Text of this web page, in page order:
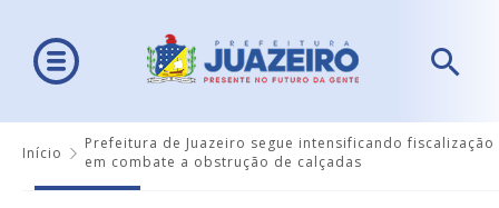
Início
Prefeitura de Juazeiro segue intensificando fiscalização
em combate a obstrução de calçadas